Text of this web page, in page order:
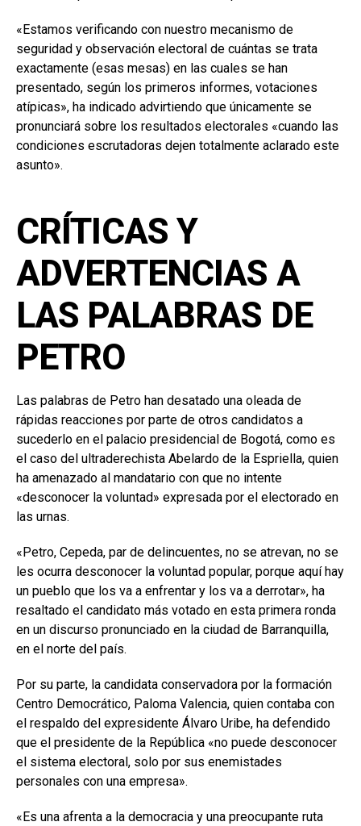
«Estamos verificando con nuestro mecanismo de
seguridad y observación electoral de cuántas se trata
exactamente (esas mesas) en las cuales se han
presentado, según los primeros informes, votaciones
atípicas», ha indicado advirtiendo que únicamente se
pronunciará sobre los resultados electorales «cuando las
condiciones escrutadoras dejen totalmente aclarado este
asunto».
CRÍTICAS Y
ADVERTENCIAS A
LAS PALABRAS DE
PETRO
Las palabras de Petro han desatado una oleada de
rápidas reacciones por parte de otros candidatos a
sucederlo en el palacio presidencial de Bogotá, como es
el caso del ultraderechista Abelardo de la Espriella, quien
ha amenazado al mandatario con que no intente
«desconocer la voluntad» expresada por el electorado en
las urnas.
«Petro, Cepeda, par de delincuentes, no se atrevan, no se
les ocurra desconocer la voluntad popular, porque aquí hay
un pueblo que los va a enfrentar y los va a derrotar», ha
resaltado el candidato más votado en esta primera ronda
en un discurso pronunciado en la ciudad de Barranquilla,
en el norte del país.
Por su parte, la candidata conservadora por la formación
Centro Democrático, Paloma Valencia, quien contaba con
el respaldo del expresidente Álvaro Uribe, ha defendido
que el presidente de la República «no puede desconocer
el sistema electoral, solo por sus enemistades
personales con una empresa».
«Es una afrenta a la democracia y una preocupante ruta